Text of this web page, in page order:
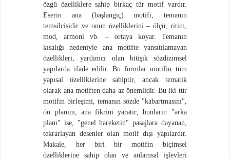
özgü özelliklere sahip birkaç tür motif vardır.
Eserin ana (başlangıç) motifi, temanın
temsilcisidir ve onun özelliklerini – ölçü, ritim,
mod, armoni vb. – ortaya koyar. Temanın
kısalığı nedeniyle ana motifte yansıtılamayan
özellikleri, yardımcı olan bitişik sözdizimsel
yapılarda ifade edilir. Bu formlar motifin tüm
yapısal özelliklerine sahiptir, ancak tematik
olarak ana motiften daha az önemlidir. Bu iki tür
motifin birleşimi, temanın sözde "kabartmasını",
ön planını, ana fikrini yaratır; bunların "arka
planı" ise, "genel hareketin" pasajlara dayanan,
tekrarlayan desenler olan motif dışı yapılardır.
Makale, her biri bir motifin biçimsel
özelliklerine sahip olan ve anlamsal işlevleri